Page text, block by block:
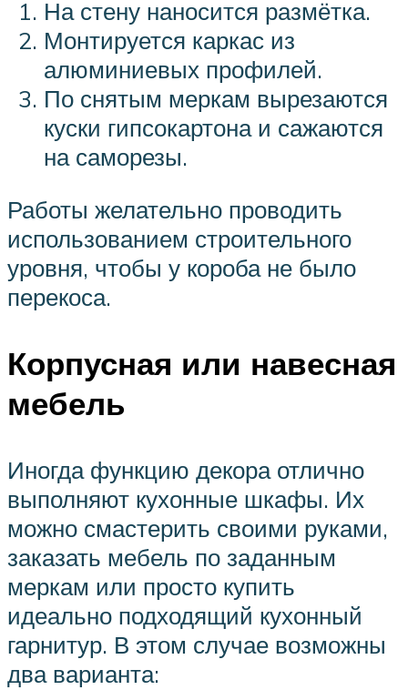
На стену наносится размётка.
Монтируется каркас из
алюминиевых профилей.
По снятым меркам вырезаются
куски гипсокартона и сажаются
на саморезы.
Работы желательно проводить
использованием строительного
уровня, чтобы у короба не было
перекоса.
Корпусная или навесная
мебель
Иногда функцию декора отлично
выполняют кухонные шкафы. Их
можно смастерить своими руками,
заказать мебель по заданным
меркам или просто купить
идеально подходящий кухонный
гарнитур. В этом случае возможны
два варианта: